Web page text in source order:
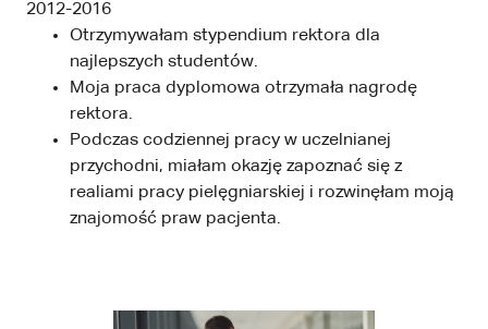
2012-2016
Otrzymywałam stypendium rektora dla
najlepszych studentów.
Moja praca dyplomowa otrzymała nagrodę
rektora.
Podczas codziennej pracy w uczelnianej
przychodni, miałam okazję zapoznać się z
realiami pracy pielęgniarskiej i rozwinęłam moją
znajomość praw pacjenta.